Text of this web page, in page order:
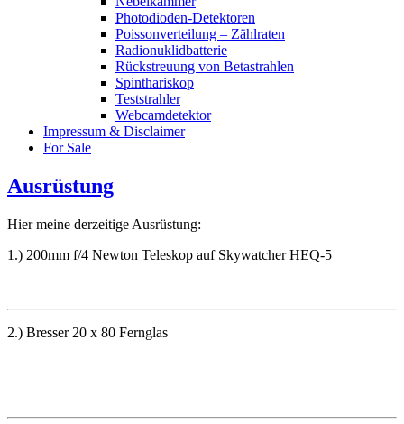
Photodioden-Detektoren
Poissonverteilung – Zählraten
Radionuklidbatterie
Rückstreuung von Betastrahlen
Spinthariskop
Teststrahler
Webcamdetektor
Impressum & Disclaimer
For Sale
Ausrüstung
Hier meine derzeitige Ausrüstung:
1.) 200mm f/4 Newton Teleskop auf Skywatcher HEQ-5
2.) Bresser 20 x 80 Fernglas